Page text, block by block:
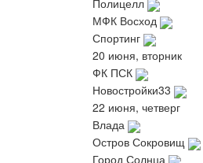
Полицелл
МФК Восход
Спортинг
20 июня, вторник
ФК ПСК
Новостройки33
22 июня, четверг
Влада
Остров Сокровищ
Город Солнца